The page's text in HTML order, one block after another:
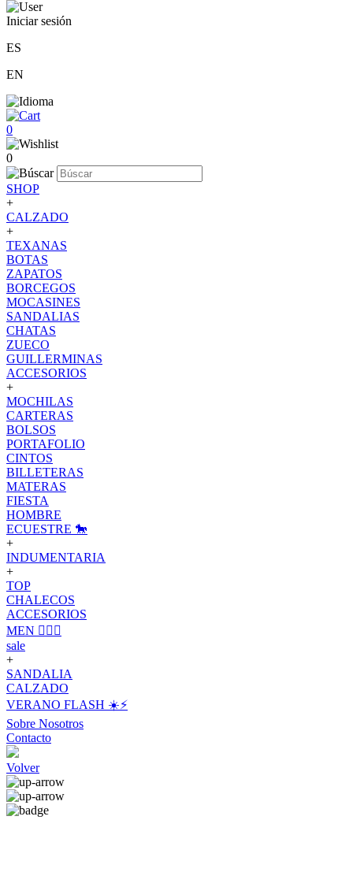
Iniciar sesión
ES
EN
0
0
SHOP
+
CALZADO
+
TEXANAS
BOTAS
ZAPATOS
BORCEGOS
MOCASINES
SANDALIAS
CHATAS
ZUECO
GUILLERMINAS
ACCESORIOS
+
MOCHILAS
CARTERAS
BOLSOS
PORTAFOLIO
CINTOS
BILLETERAS
MATERAS
FIESTA
HOMBRE
ECUESTRE 🐎
+
INDUMENTARIA
+
TOP
CHALECOS
ACCESORIOS
MEN 🙋🏽‍♂️
sale
+
SANDALIA
CALZADO
VERANO FLASH ☀️⚡️
Sobre Nosotros
Contacto
Volver